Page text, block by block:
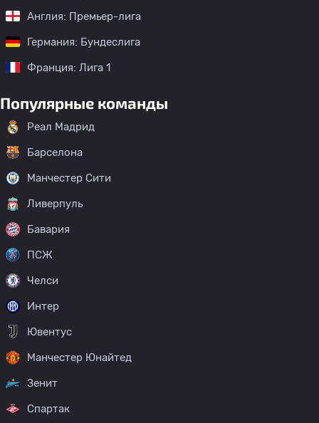
Англия: Премьер-лига
Германия: Бундеслига
Франция: Лига 1
Популярные команды
Реал Мадрид
Барселона
Манчестер Сити
Ливерпуль
Бавария
ПСЖ
Челси
Интер
Ювентус
Манчестер Юнайтед
Зенит
Спартак